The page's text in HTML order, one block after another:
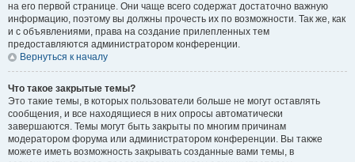
на его первой странице. Они чаще всего содержат достаточно важную
информацию, поэтому вы должны прочесть их по возможности. Так же, как
и с объявлениями, права на создание прилепленных тем
предоставляются администратором конференции.
Вернуться к началу
Что такое закрытые темы?
Это такие темы, в которых пользователи больше не могут оставлять
сообщения, и все находящиеся в них опросы автоматически
завершаются. Темы могут быть закрыты по многим причинам
модератором форума или администратором конференции. Вы также
можете иметь возможность закрывать созданные вами темы, в